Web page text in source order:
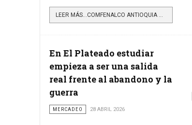
En El Plateado estudiar
empieza a ser una salida
real frente al abandono y la
guerra
MERCADEO 28 ABRIL 2026